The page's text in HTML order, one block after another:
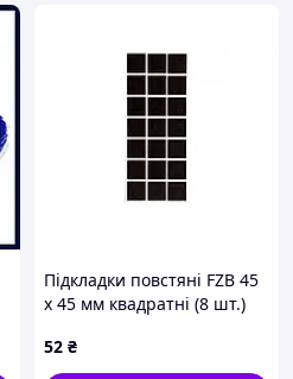
Підкладки повстяні FZB 45
x 45 мм квадратні (8 шт.)
52 ₴